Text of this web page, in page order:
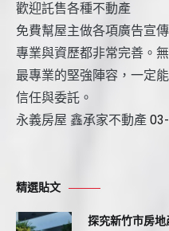
歡迎託售各種不動產
免費幫屋主做各項廣告宣
專業與資歷都非常完善。
最專業的堅強陣容，一定
信任與委託。
永義房屋 鑫承家不動產
精選貼文
探究新竹市房地